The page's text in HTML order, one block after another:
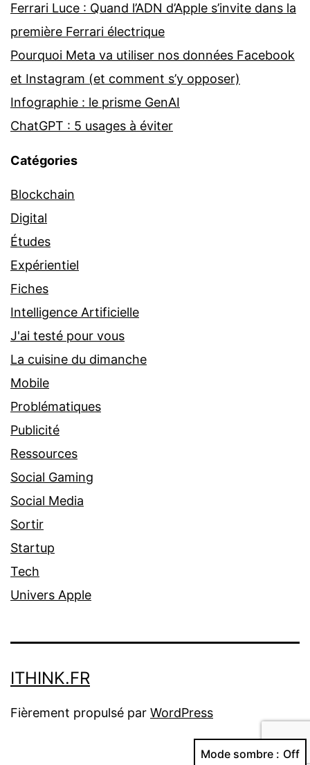
Ferrari Luce : Quand l’ADN d’Apple s’invite dans la
première Ferrari électrique
Pourquoi Meta va utiliser nos données Facebook
et Instagram (et comment s’y opposer)
Infographie : le prisme GenAI
ChatGPT : 5 usages à éviter
Catégories
Blockchain
Digital
Études
Expérientiel
Fiches
Intelligence Artificielle
J'ai testé pour vous
La cuisine du dimanche
Mobile
Problématiques
Publicité
Ressources
Social Gaming
Social Media
Sortir
Startup
Tech
Univers Apple
ITHINK.FR
Fièrement propulsé par WordPress
Mode sombre :